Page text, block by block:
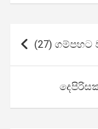
Post
navigation
(27) ගම්පහට